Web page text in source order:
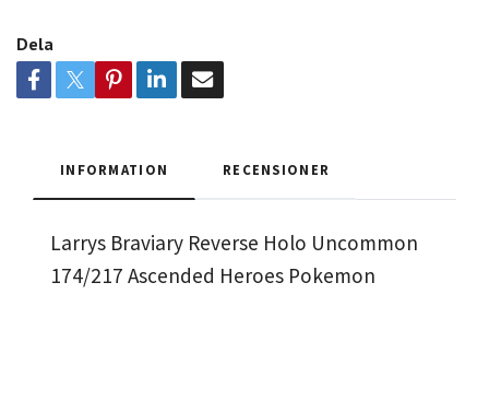
Dela
INFORMATION RECENSIONER
Larrys Braviary Reverse Holo Uncommon
174/217 Ascended Heroes Pokemon